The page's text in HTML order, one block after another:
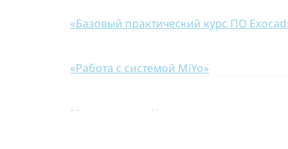
26 октября 2019